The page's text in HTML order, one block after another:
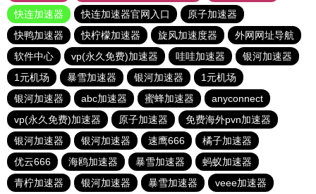
快连加速器
快连加速器官网入口
原子加速器
快鸭加速器
快柠檬加速器 旋风加速度器
外网网址导航
软件中心
vp(永久免费)加速器 哇哇加速器
银河加速器
1元机场
暴雪加速器 银河加速器
1元机场
银河加速器
abc加速器 蜜蜂加速器
anyconnect
vp(永久免费)加速器
原子加速器
免费海外pvn加速器
银河加速器
银河加速器 速鹰666
橘子加速器
优云666
海鸥加速器 暴雪加速器
蚂蚁加速器
青柠加速器
银河加速器 暴雪加速器 veee加速器